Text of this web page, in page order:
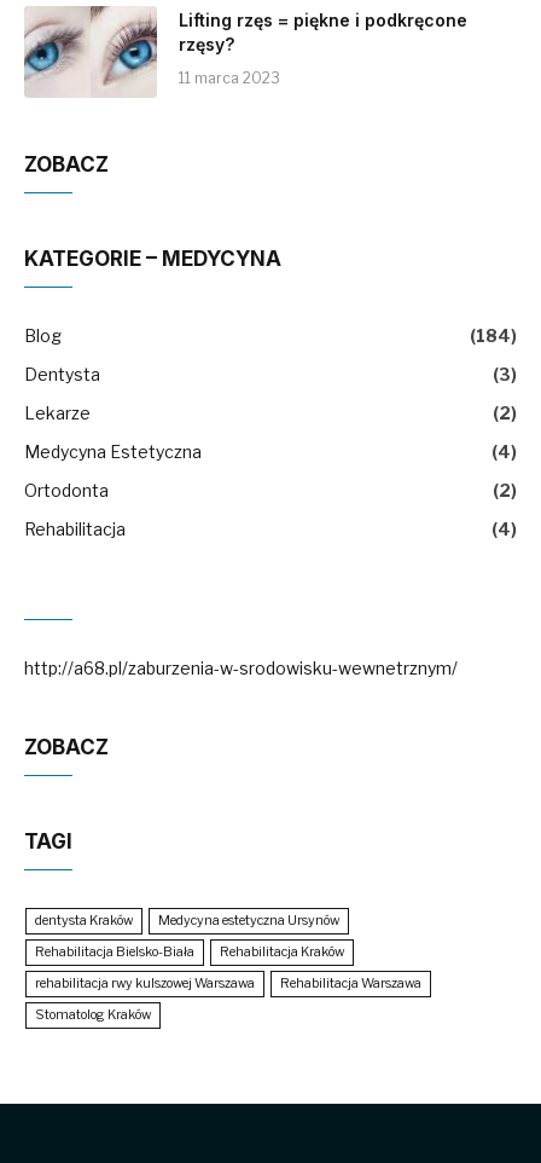
Lifting rzęs = piękne i podkręcone
rzęsy?
11 marca 2023
ZOBACZ
KATEGORIE – MEDYCYNA
Blog
(184)
Dentysta
(3)
Lekarze
(2)
Medycyna Estetyczna
(4)
Ortodonta
(2)
Rehabilitacja
(4)
http://a68.pl/zaburzenia-w-srodowisku-wewnetrznym/
ZOBACZ
TAGI
dentysta Kraków
Medycyna estetyczna Ursynów
Rehabilitacja Bielsko-Biała
Rehabilitacja Kraków
rehabilitacja rwy kulszowej Warszawa
Rehabilitacja Warszawa
Stomatolog Kraków